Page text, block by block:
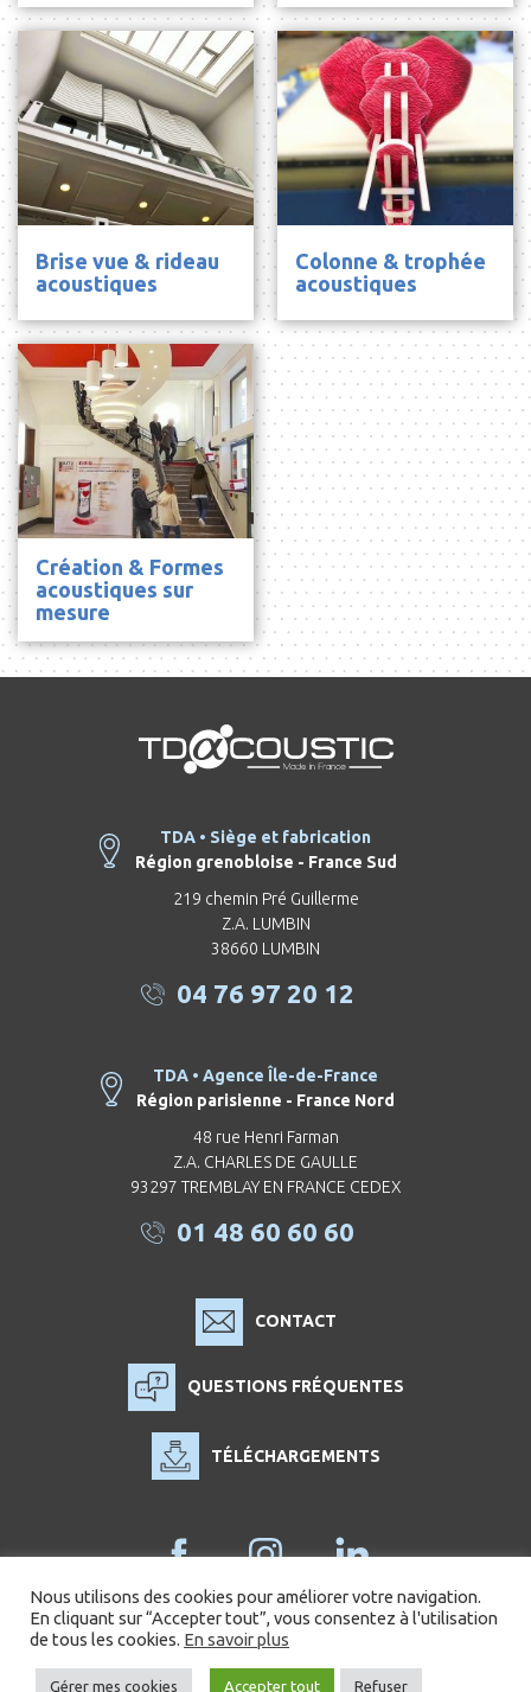
Brise vue & rideau
acoustiques
Colonne & trophée
acoustiques
Création & Formes
acoustiques sur
mesure
TDA • Siège et fabrication
Région grenobloise - France Sud
219 chemin Pré Guillerme
Z.A. LUMBIN
38660 LUMBIN
04 76 97 20 12
TDA • Agence Île-de-France
Région parisienne - France Nord
48 rue Henri Farman
Z.A. CHARLES DE GAULLE
93297 TREMBLAY EN FRANCE CEDEX
01 48 60 60 60
CONTACT
QUESTIONS FRÉQUENTES
TÉLÉCHARGEMENTS
Politique des cookies Mentions légales
Nous utilisons des cookies pour améliorer votre navigation.
En cliquant sur “Accepter tout”, vous consentez à l'utilisation
de tous les cookies. En savoir plus
Gérer mes cookies Accepter tout Refuser